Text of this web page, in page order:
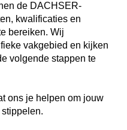
de DACHSER-
kwalificaties en
bereiken. Wij
vakgebied en kijken
volgende stappen te
ons je helpen om jouw